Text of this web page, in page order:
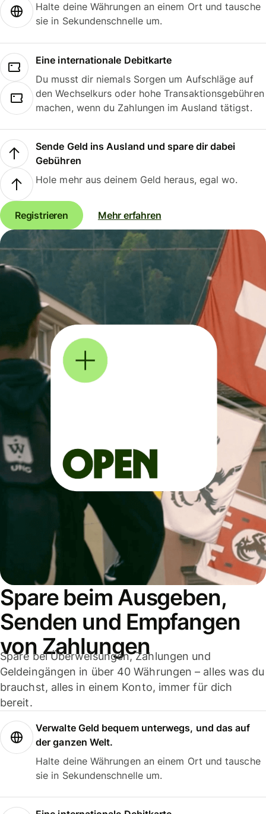
Halte deine Währungen an einem Ort und tausche
sie in Sekundenschnelle um.
Eine internationale Debitkarte
Du musst dir niemals Sorgen um Aufschläge auf
den Wechselkurs oder hohe Transaktionsgebühren
machen, wenn du Zahlungen im Ausland tätigst.
Sende Geld ins Ausland und spare dir dabei
Gebühren
Hole mehr aus deinem Geld heraus, egal wo.
Registrieren Mehr erfahren
Spare beim Ausgeben,
Senden und Empfangen
von Zahlungen
Spare bei Überweisungen, Zahlungen und
Geldeingängen in über 40 Währungen – alles was du
brauchst, alles in einem Konto, immer für dich
bereit.
Verwalte Geld bequem unterwegs, und das auf
der ganzen Welt.
Halte deine Währungen an einem Ort und tausche
sie in Sekundenschnelle um.